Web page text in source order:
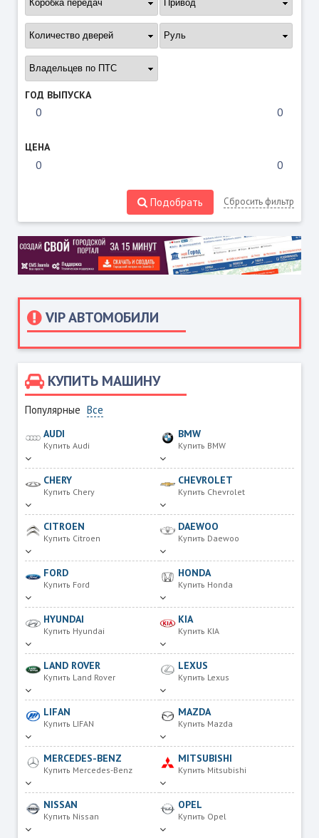
VIP АВТОМОБИЛИ
КУПИТЬ МАШИНУ
Популярные Все
AUDI
Купить Audi
BMW
Купить BMW
CHERY
Купить Chery
CHEVROLET
Купить Chevrolet
CITROEN
Купить Citroen
DAEWOO
Купить Daewoo
FORD
Купить Ford
HONDA
Купить Honda
HYUNDAI
Купить Hyundai
KIA
Купить KIA
LAND ROVER
Купить Land Rover
LEXUS
Купить Lexus
LIFAN
Купить LIFAN
MAZDA
Купить Mazda
MERCEDES-BENZ
Купить Mercedes-Benz
MITSUBISHI
Купить Mitsubishi
NISSAN
Купить Nissan
OPEL
Купить Opel
ГОД ВЫПУСКА
ЦЕНА
Подобрать Сбросить фильтр